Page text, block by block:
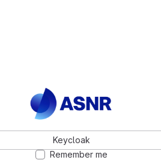
Keycloak
Remember me